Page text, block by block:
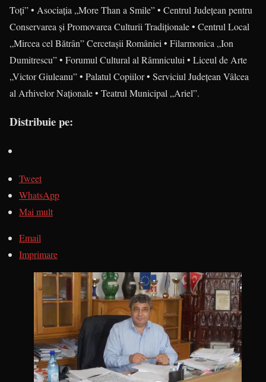
Toţi” • Asociaţia „More Than a Smile” • Centrul Judeţean pentru
Conservarea şi Promovarea Culturii Tradiţionale • Centrul Local
„Mircea cel Bătrân” Cercetaşii Ro­mâ­niei • Filarmonica „Ion
Dumitrescu” • Forumul Cultural al Râmnicului • Liceul de Arte
„Victor Giuleanu” • Palatul Copiilor • Serviciul Ju­de­ţean Vâlcea
al Arhivelor Naţionale • Teatrul Municipal „Ariel”.
Distribuie pe:
Tweet
WhatsApp
Mai mult
Email
Imprimare